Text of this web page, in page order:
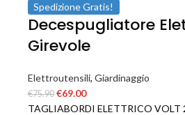
Spedizione Gratis!
Decespugliatore
Girevole
Elettroutensili, Giardinaggio
€75.90 €69.00
TAGLIABORDI ELETTRICO